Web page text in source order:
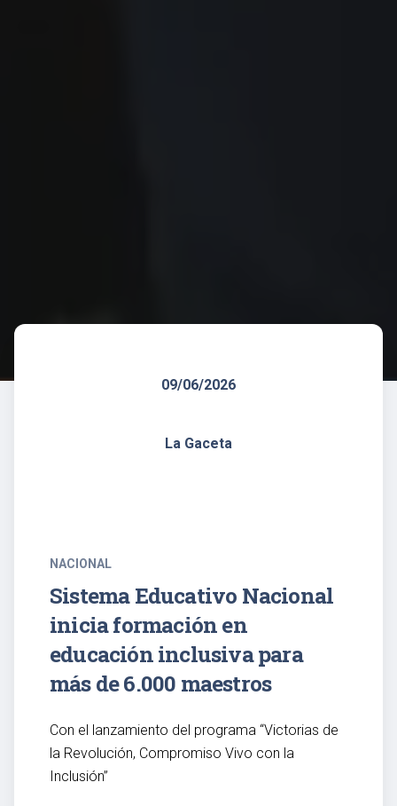
09/06/2026
La Gaceta
NACIONAL
Sistema Educativo Nacional
inicia formación en
educación inclusiva para
más de 6.000 maestros
Con el lanzamiento del programa “Victorias de
la Revolución, Compromiso Vivo con la
Inclusión”